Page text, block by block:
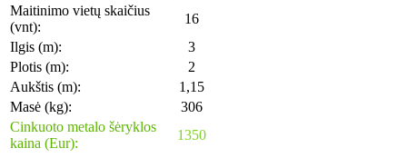
Maitinimo vietų skaičius
(vnt):
16
Ilgis (m):
3
Plotis (m):
2
Aukštis (m):
1,15
Masė (kg):
306
Cinkuoto metalo šėryklos
kaina (Eur):
1350